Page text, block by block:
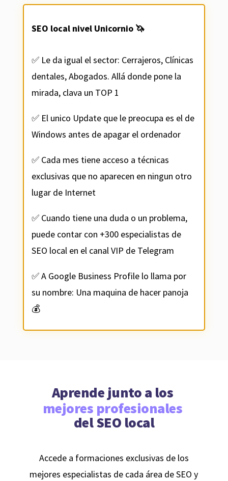
SEO local nivel Unicornio 🦄
✅ Le da igual el sector: Cerrajeros, Clínicas
dentales, Abogados. Allá donde pone la
mirada, clava un TOP 1
✅ El unico Update que le preocupa es el de
Windows antes de apagar el ordenador
✅ Cada mes tiene acceso a técnicas
exclusivas que no aparecen en ningun otro
lugar de Internet
✅ Cuando tiene una duda o un problema,
puede contar con +300 especialistas de
SEO local en el canal VIP de Telegram
✅ A Google Business Profile lo llama por
su nombre: Una maquina de hacer panoja
💰
Aprende junto a los
mejores profesionales
del SEO local
Accede a formaciones exclusivas de los
mejores especialistas de cada área de SEO y